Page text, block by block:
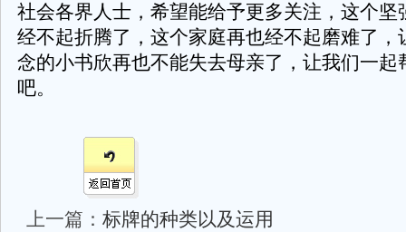
社会各界人士，希望能给予更多关注，这个坚
经不起折腾了，这个家庭再也经不起磨难了，
念的小书欣再也不能失去母亲了，让我们一起
吧。
上一篇： 标牌的种类以及运用